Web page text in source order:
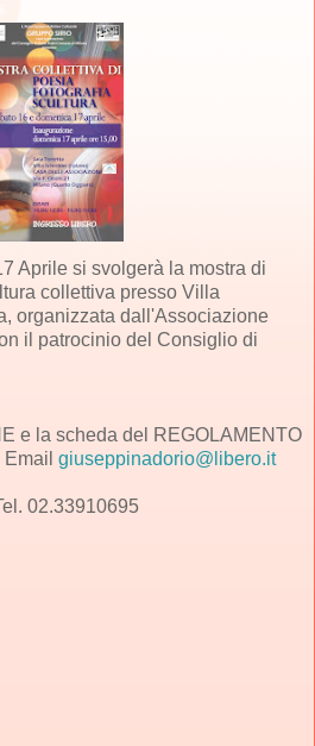
Aprile si svolgerà la mostra di
collettiva presso Villa
organizzata dall'Associazione
il patrocinio del Consiglio di
e la scheda del REGOLAMENTO
giuseppinadorio@libero.it
02.33910695